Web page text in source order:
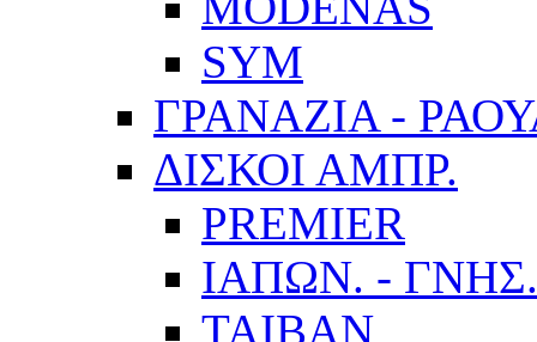
SYM
ΓΡΑΝΑΖΙΑ -
ΔΙΣΚΟΙ ΑΜΠΡ.
PREMIER
ΙΑΠΩΝ. - ΓΝΗΣ.
TAIBAN